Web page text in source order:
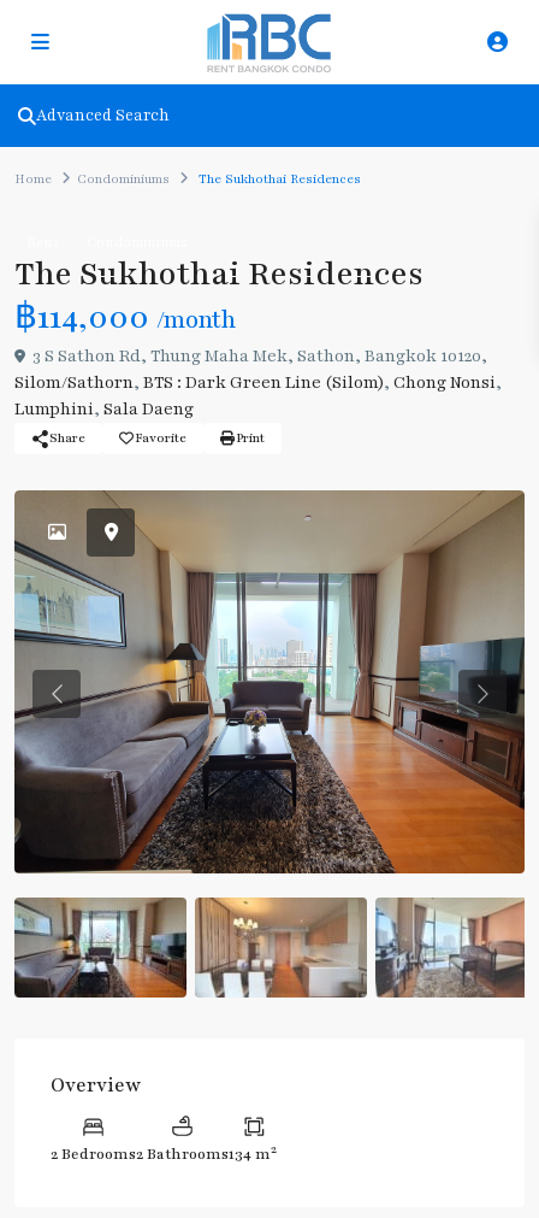
Advanced Search
Home Condominiums The Sukhothai Residences
The Sukhothai Residences
฿114,000 /month
3 S Sathon Rd, Thung Maha Mek, Sathon, Bangkok 10120,
Silom/Sathorn, BTS : Dark Green Line (Silom), Chong Nonsi,
Lumphini, Sala Daeng
Share Favorite Print
Previous
Overview
2 Bedrooms2 Bathrooms134 m2